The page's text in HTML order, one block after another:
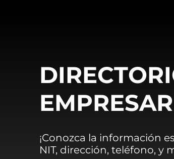
¡Conozca la información
NIT, dirección, teléfono, y